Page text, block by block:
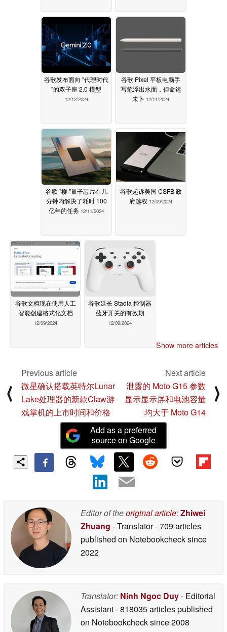
谷歌发布面向 "代理时代
"的双子座 2.0 模型
12/12/2024
谷歌 Pixel 平板电脑手
写笔浮出水面，但命运
未卜 12/11/2024
谷歌 "柳 "量子芯片在几
分钟内解决了耗时 100
亿年的任务 12/11/2024
谷歌起诉美国 CSFB 政
府越权 12/09/2024
谷歌文档现在使用人工
智能创建格式化文档
12/09/2024
谷歌延长 Stadia 控制器
蓝牙开关的有效期
12/09/2024
Show more articles
⟨
Previous article
微星确认搭载英特尔Lunar
Lake处理器的新款Claw游
戏掌机的上市时间和价格
Next article
泄露的 Moto G15 参数
显示显示屏和电池容量
均大于 Moto G14
⟩
Add as a preferred
source on Google
Editor of theoriginal article:Zhiwei
Zhuang - Translator- 709 articles
published on Notebookchecksince
2022
Translator: Ninh Ngoc Duy- Editorial
Assistant- 818035 articles published
on Notebookchecksince 2008